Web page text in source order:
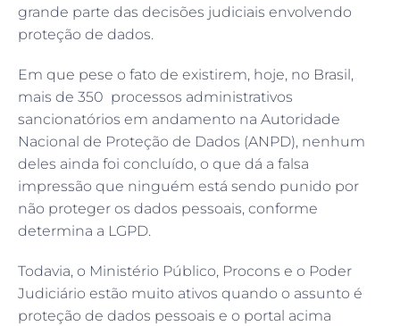
grande parte das decisões judiciais envolvendo
proteção de dados.
Em que pese o fato de existirem, hoje, no Brasil,
mais de 350 processos administrativos
sancionatórios em andamento na Autoridade
Nacional de Proteção de Dados (ANPD), nenhum
deles ainda foi concluído, o que dá a falsa
impressão que ninguém está sendo punido por
não proteger os dados pessoais, conforme
determina a LGPD.
Todavia, o Ministério Público, Procons e o Poder
Judiciário estão muito ativos quando o assunto é
proteção de dados pessoais e o portal acima